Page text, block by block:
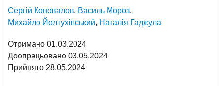
Сергій Коновалов, Василь Мороз,
Михайло Йолтухівський, Наталія Гаджула
Отримано 01.03.2024
Доопрацьовано 03.05.2024
Прийнято 28.05.2024